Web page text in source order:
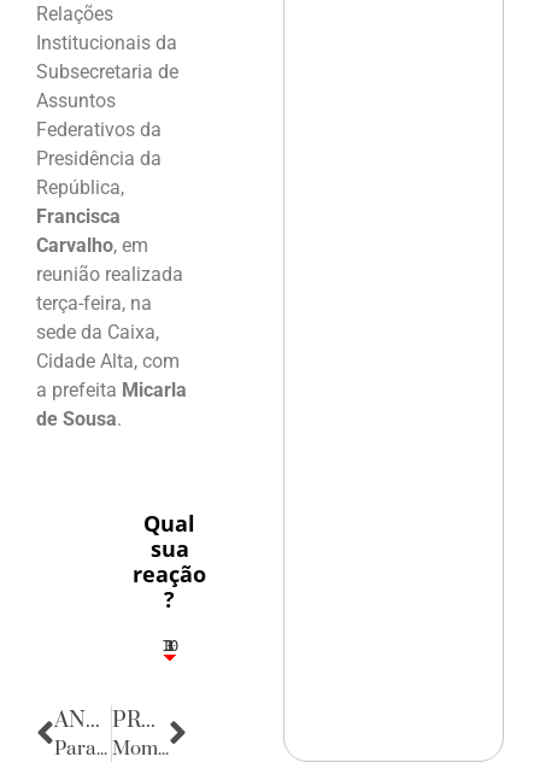
Relações
Institucionais da
Subsecretaria de
Assuntos
Federativos da
Presidência da
República,
Francisca
Carvalho, em
reunião realizada
terça-feira, na
sede da Caixa,
Cidade Alta, com
a prefeita Micarla
de Sousa.
Qual
sua
reação
?
3
1
1
3
10
ANTERIOR
Parabéns
PRÓXIMA
Momento de Reflexão